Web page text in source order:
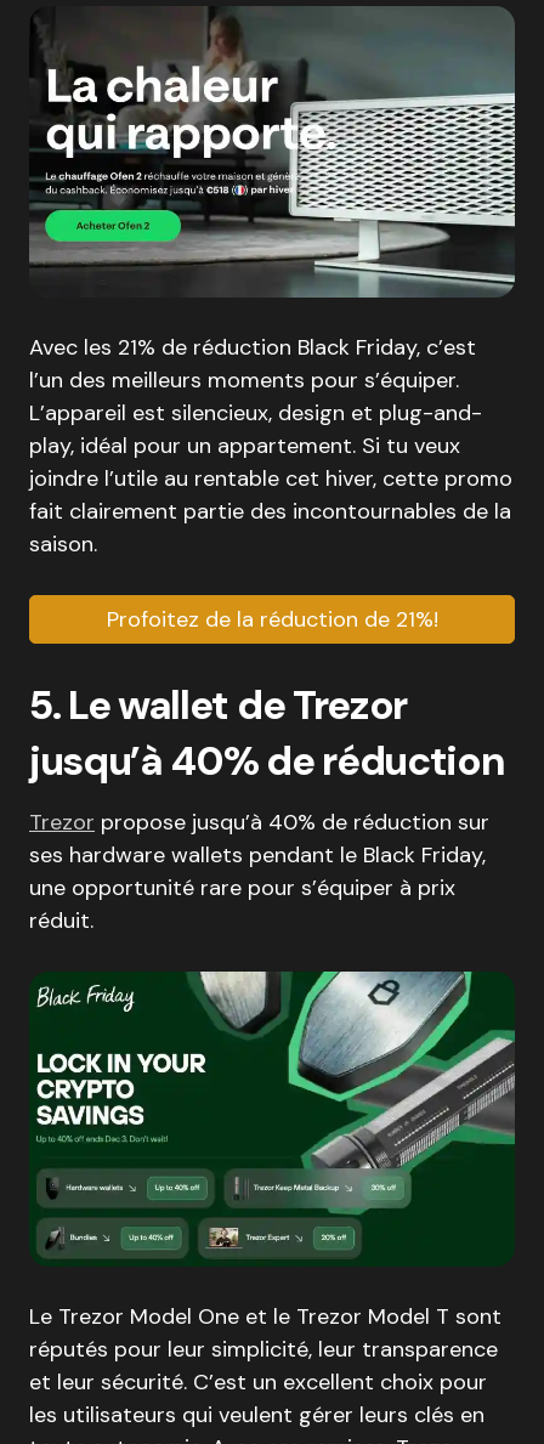
Avec les 21% de réduction Black Friday, c’est
l’un des meilleurs moments pour s’équiper.
L’appareil est silencieux, design et plug-and-
play, idéal pour un appartement. Si tu veux
joindre l’utile au rentable cet hiver, cette promo
fait clairement partie des incontournables de la
saison.
Profoitez de la réduction de 21%!
5. Le wallet de Trezor
jusqu’à 40% de réduction
Trezor propose jusqu’à 40% de réduction sur
ses hardware wallets pendant le Black Friday,
une opportunité rare pour s’équiper à prix
réduit.
Le Trezor Model One et le Trezor Model T sont
réputés pour leur simplicité, leur transparence
et leur sécurité. C’est un excellent choix pour
les utilisateurs qui veulent gérer leurs clés en